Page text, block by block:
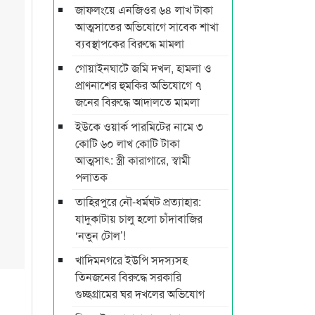
জাফলংয়ে এনজিওর ৬৪ লাখ টাকা
আত্মসাতের অভিযোগে সাবেক শাখা
ব্যবস্থাপকের বিরুদ্ধে মামলা
গোয়াইনঘাটে জমি দখল, হামলা ও
প্রাণনাশের হুমকির অভিযোগে ৭
জনের বিরুদ্ধে আদালতে মামলা
ইউকে ওয়ার্ক পারমিটের নামে ৩
কোটি ৬০ লাখ কোটি টাকা
আত্মসাৎ: স্ত্রী কারাগারে, স্বামী
পলাতক
তাহিরপুরে নৌ-ধর্মঘট প্রত্যাহার:
যাদুকাটায় চালু হলো চাঁদাবাজির
‘নতুন টোল’!
খাদিমনগরে ইউপি সদস্যসহ
তিনজনের বিরুদ্ধে সরকারি
গুচ্ছগ্রামের ঘর দখলের অভিযোগ